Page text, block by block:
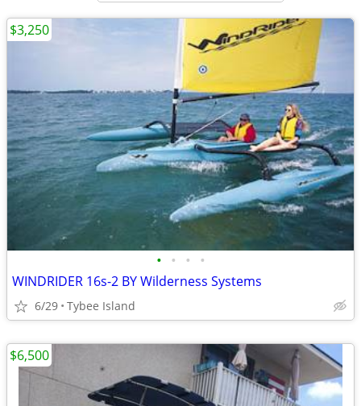
• • • •
WINDRIDER 16s-2 BY Wilderness Systems
6/29 Tybee Island
$3,250
$6,500